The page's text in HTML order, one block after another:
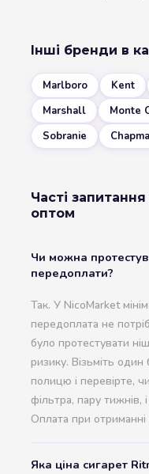
Інші бренди в
Marlboro Kent
Marshall
Monte
Sobranie
Часті
оптом
Чи можна
передоплати?
Так. У NicoMarket
передоплата не
було протестувати
ризику. Візьміть
полицю і перевірте,
фільтра, пару тижнів,
Оплата при
Яка ціна сигарет